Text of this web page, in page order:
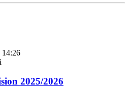
14:26
2025/2026